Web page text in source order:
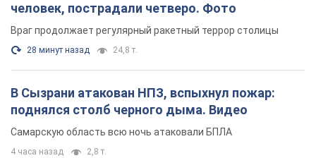
человек, пострадали четверо. Фото
Враг продолжает регулярный ракетный террор столицы
28 минут назад 24,8 т.
В Сызрани атакован НПЗ, вспыхнул пожар:
поднялся столб черного дыма. Видео
Самарскую область всю ночь атаковали БПЛА
4 часа назад 2,8 т.